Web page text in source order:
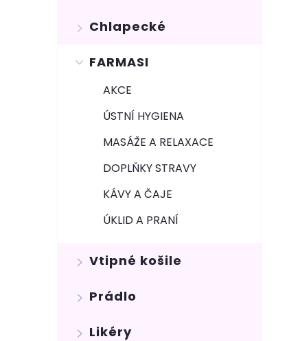
Chlapecké
FARMASI
AKCE
ÚSTNÍ HYGIENA
MASÁŽE A RELAXACE
DOPLŇKY STRAVY
KÁVY A ČAJE
ÚKLID A PRANÍ
Vtipné košile
Prádlo
Likéry